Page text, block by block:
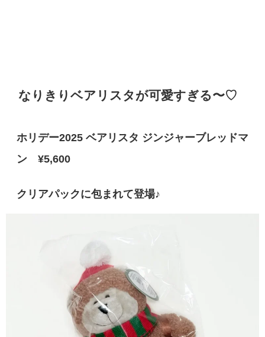
なりきりベアリスタが可愛すぎる〜♡
ホリデー2025 ベアリスタ ジンジャーブレッドマ
ン ¥5,600
クリアパックに包まれて登場♪